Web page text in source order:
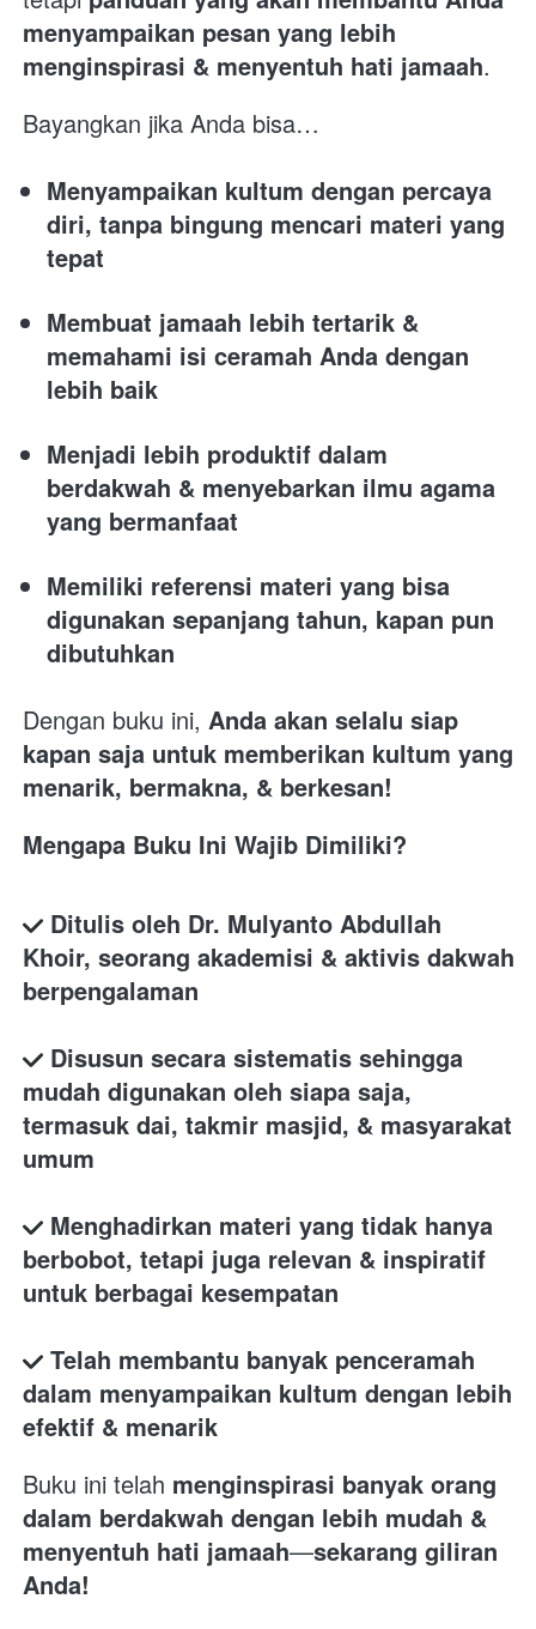
menyampaikan pesan yang lebih
menginspirasi & menyentuh hati jamaah.
Bayangkan jika Anda bisa…
Menyampaikan kultum dengan percaya
diri, tanpa bingung mencari materi yang
tepat
Membuat jamaah lebih tertarik &
memahami isi ceramah Anda dengan
lebih baik
Menjadi lebih produktif dalam
berdakwah & menyebarkan ilmu agama
yang bermanfaat
Memiliki referensi materi yang bisa
digunakan sepanjang tahun, kapan pun
dibutuhkan
Dengan buku ini, Anda akan selalu siap
kapan saja untuk memberikan kultum yang
menarik, bermakna, & berkesan!
Mengapa Buku Ini Wajib Dimiliki?
Ditulis oleh Dr. Mulyanto Abdullah
Khoir, seorang akademisi & aktivis dakwah
berpengalaman
Disusun secara sistematis sehingga
mudah digunakan oleh siapa saja,
termasuk dai, takmir masjid, & masyarakat
umum
Menghadirkan materi yang tidak hanya
berbobot, tetapi juga relevan & inspiratif
untuk berbagai kesempatan
Telah membantu banyak penceramah
dalam menyampaikan kultum dengan lebih
efektif & menarik
Buku ini telah menginspirasi banyak orang
dalam berdakwah dengan lebih mudah &
menyentuh hati jamaah—sekarang giliran
Anda!